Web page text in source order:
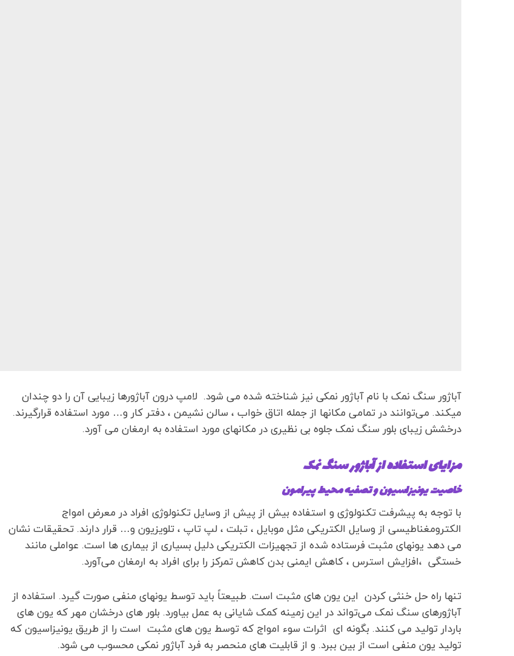
آباژور سنگ نمک با نام آباژور نمکی نیز شناخته شده می شود. لامپ درون آباژورها زیبایی آن را دو چندان
میکند. می‌توانند در تمامی مکانها از جمله اتاق خواب ، سالن نشیمن ، دفتر کار و… مورد استفاده قرارگیرند.
درخشش زیبای بلور سنگ نمک جلوه بی نظیری در مکانهای مورد استفاده به ارمغان می آورد.
مزایای استفاده ازآباژور سنگ نمک
خاصیت یونیزاسیون و تصفیه محیط پیرامون
با توجه به پیشرفت تکنولوژی و استفاده بیش از پیش از وسایل تکنولوژی افراد در معرض امواج
الکترومغناطیسی از وسایل الکتریکی مثل موبایل ، تبلت ، لپ تاپ ، تلویزیون و… قرار دارند. تحقیقات نشان
می دهد یونهای مثبت فرستاده شده از تجهیزات الکتریکی دلیل بسیاری از بیماری ها است. عواملی مانند
خستگی ،افزایش استرس ، کاهش ایمنی بدن کاهش تمرکز را برای افراد به ارمغان می‌آورد.
تنها راه حل خنثی کردن این یون های مثبت است. طبیعتاً باید توسط یونهای منفی صورت گیرد. استفاده از
آباژورهای سنگ نمک می‌تواند در این زمینه کمک شایانی به عمل بیاورد. بلور های درخشان مهر که یون های
باردار تولید می کنند. بگونه ای اثرات سوء امواج که توسط یون های مثبت است را از طریق یونیزاسیون که
تولید یون منفی است از بین ببرد. و از قابلیت های منحصر به فرد آباژور نمکی محسوب می شود.